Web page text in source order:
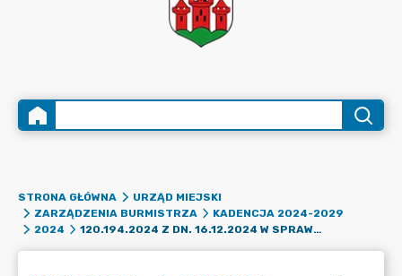
STRONA GŁÓWNA
URZĄD MIEJSKI
ZARZĄDZENIA BURMISTRZA
KADENCJA 2024-2029
2024
120.194.2024 Z DN. 16.12.2024 W SPRAWIE PRZEZNACZENIA NIERUCHOMOŚCI GRUNTOWYCH NIEZABUDOWANYCH POŁOŻONYCH W ŁĘCZYCY DO ODDANIA W DZIERŻAWĘ